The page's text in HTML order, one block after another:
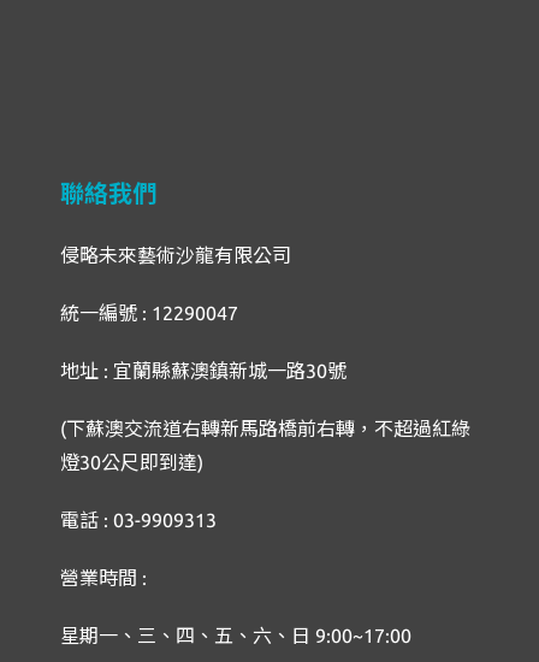
聯絡我們
侵略未來藝術沙龍有限公司
統一編號 : 12290047
地址 : 宜蘭縣蘇澳鎮新城一路30號
(下蘇澳交流道右轉新馬路橋前右轉，不超過紅綠
燈30公尺即到達)
電話 : 03-9909313
營業時間 :
星期一、三、四、五、六、日 9:00~17:00